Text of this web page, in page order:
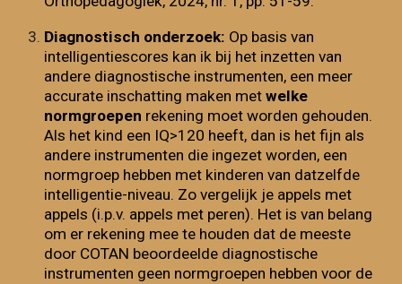
Diagnostisch onderzoek: Op basis van
intelligentiescores kan ik bij het inzetten van
andere diagnostische instrumenten, een meer
accurate inschatting maken met welke
normgroepen rekening moet worden gehouden.
Als het kind een IQ>120 heeft, dan is het fijn als
andere instrumenten die ingezet worden, een
normgroep hebben met kinderen van datzelfde
intelligentie-niveau. Zo vergelijk je appels met
appels (i.p.v. appels met peren). Het is van belang
om er rekening mee te houden dat de meeste
door COTAN beoordeelde diagnostische
instrumenten geen normgroepen hebben voor de